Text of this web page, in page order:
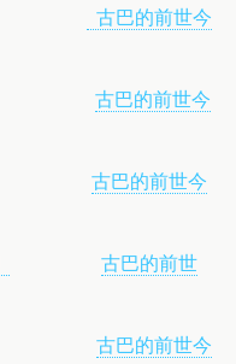
古巴的前世今
古巴的前世今
古巴的前世今
古巴的前世
古巴的前世今